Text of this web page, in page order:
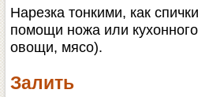
Нарезка тонкими, как
помощи ножа или
овощи, мясо).
Залить